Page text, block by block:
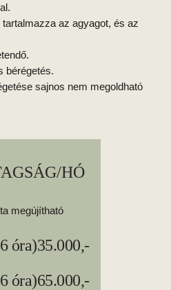
az agyagot, és az
bérégetés.
sajnos nem megoldható
HÓ
megújítható
óra)35.000,-
óra)65.000,-